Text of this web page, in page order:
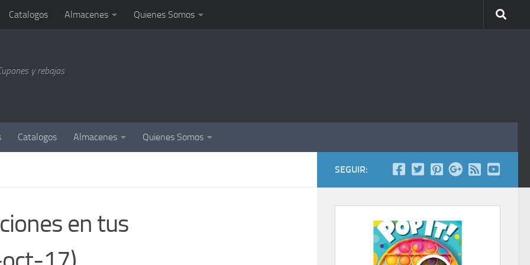
Catalogos Almacenes Quienes Somos
y rebajas
Catalogos Almacenes Quienes Somos
en tus
SEGUIR: